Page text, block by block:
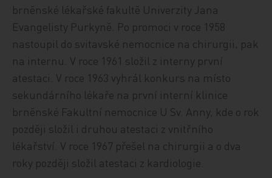
brněnské lékařské fakultě Univerzity Jana
Evangelisty Purkyně. Po promoci v roce 1958
nastoupil do svitavské nemocnice na chirurgii, pak
na internu. V roce 1961 složil z interny první
atestaci. V roce 1963 vyhrál konkurs na místo
sekundárního lékaře na první interní klinice
brněnské Fakultní nemocnice U Sv. Anny, kde o rok
později složil i druhou atestaci z vnitřního
lékařství. V roce 1967 přešel na chirurgii a o dva
roky později složil atestaci z kardiologie.